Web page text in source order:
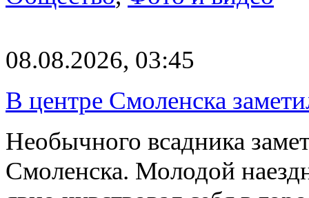
08.08.2026, 03:45
В центре Смоленска
Необычного всадника
Смоленска. Молодой